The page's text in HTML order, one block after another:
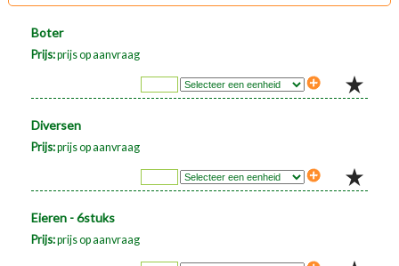
Boter
Prijs:prijs op aanvraag
Diversen
Prijs:prijs op aanvraag
Eieren - 6stuks
Prijs:prijs op aanvraag